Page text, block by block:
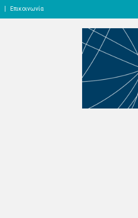
Επικοινωνία